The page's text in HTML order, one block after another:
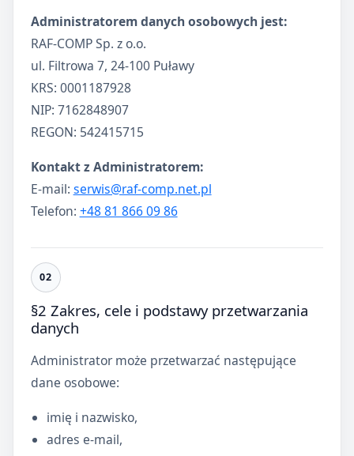
Administratorem danych osobowych jest:
RAF-COMP Sp. z o.o.
ul. Filtrowa 7, 24-100 Puławy
KRS: 0001187928
NIP: 7162848907
REGON: 542415715
Kontakt z Administratorem:
E-mail: serwis@raf-comp.net.pl
Telefon: +48 81 866 09 86
§2 Zakres, cele i podstawy przetwarzania
danych
Administrator może przetwarzać następujące
dane osobowe:
imię i nazwisko,
adres e-mail,